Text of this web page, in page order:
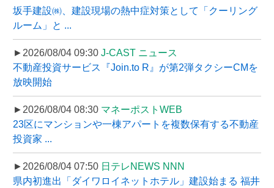
坂手建設㈱、建設現場の熱中症対策として「クーリング
ルーム」と ...
►2026/08/04 09:30 J-CAST ニュース
不動産投資サービス『Join.to R』が第2弾タクシーCMを
放映開始
►2026/08/04 08:30 マネーポストWEB
23区にマンションや一棟アパートを複数保有する不動産
投資家 ...
►2026/08/04 07:50 日テレNEWS NNN
県内初進出「ダイワロイネットホテル」建設始まる 福井